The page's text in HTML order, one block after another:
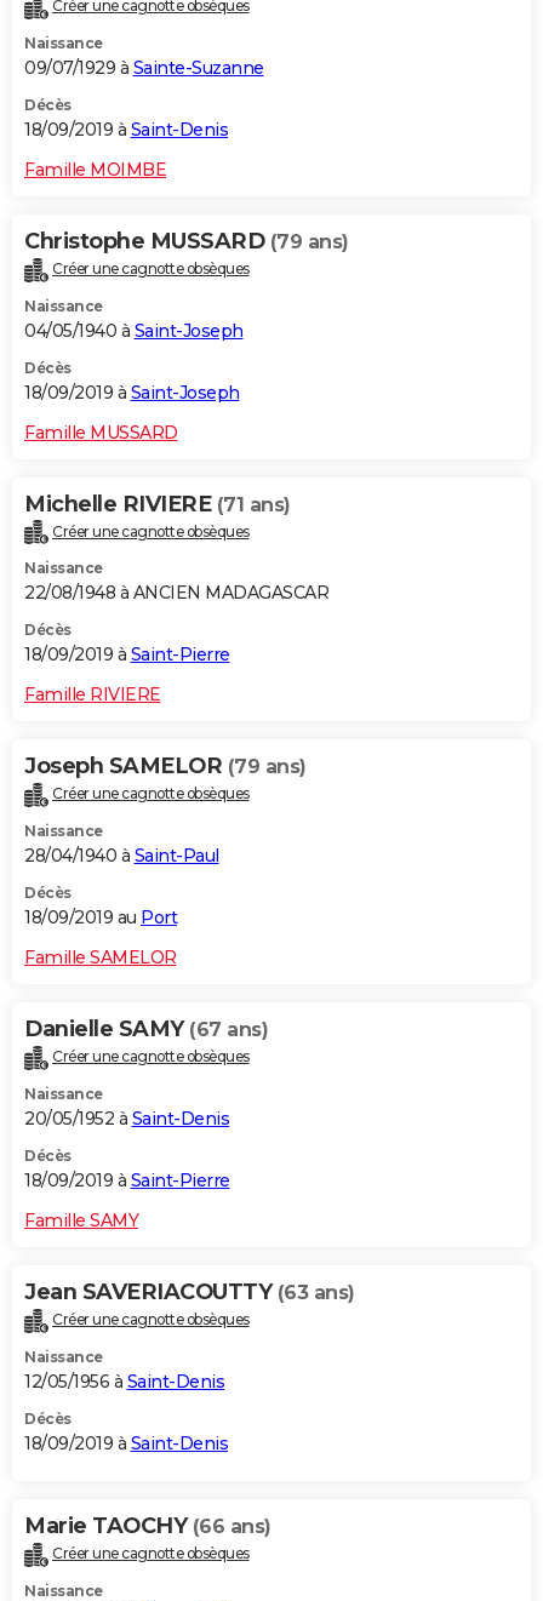
Créer une cagnotte obsèques
Naissance
09/07/1929 à Sainte-Suzanne
Décès
18/09/2019 à Saint-Denis
Famille MOIMBE
Christophe MUSSARD (79 ans)
Créer une cagnotte obsèques
Naissance
04/05/1940 à Saint-Joseph
Décès
18/09/2019 à Saint-Joseph
Famille MUSSARD
Michelle RIVIERE (71 ans)
Créer une cagnotte obsèques
Naissance
22/08/1948 à ANCIEN MADAGASCAR
Décès
18/09/2019 à Saint-Pierre
Famille RIVIERE
Joseph SAMELOR (79 ans)
Créer une cagnotte obsèques
Naissance
28/04/1940 à Saint-Paul
Décès
18/09/2019 au Port
Famille SAMELOR
Danielle SAMY (67 ans)
Créer une cagnotte obsèques
Naissance
20/05/1952 à Saint-Denis
Décès
18/09/2019 à Saint-Pierre
Famille SAMY
Jean SAVERIACOUTTY (63 ans)
Créer une cagnotte obsèques
Naissance
12/05/1956 à Saint-Denis
Décès
18/09/2019 à Saint-Denis
Marie TAOCHY (66 ans)
Créer une cagnotte obsèques
Naissance